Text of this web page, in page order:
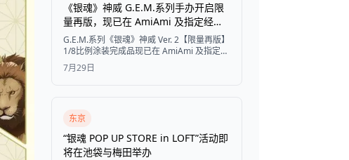
获取门票
《银魂》神威 G.E.M.系列手办开启限
量再版，现已在 AmiAmi 及指定经销
商处开放预订
G.E.M.系列《银魂》神威 Ver. 2【限量再版】
1/8比例涂装完成品现已在 AmiAmi 及指定经
销商处开启预订，预计于2026年12月发售。
7月29日
东京
“银魂 POP UP STORE in LOFT”活动即
将在池袋与梅田举办